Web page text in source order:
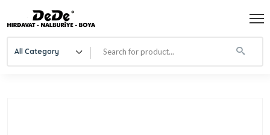
All Category